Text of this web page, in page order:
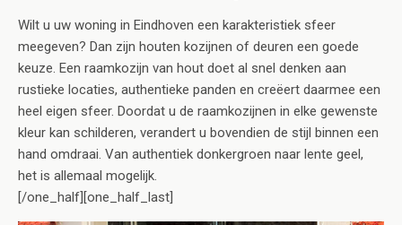
Wilt u uw woning in Eindhoven een karakteristiek sfeer
meegeven? Dan zijn houten kozijnen of deuren een goede
keuze. Een raamkozijn van hout doet al snel denken aan
rustieke locaties, authentieke panden en creëert daarmee een
heel eigen sfeer. Doordat u de raamkozijnen in elke gewenste
kleur kan schilderen, verandert u bovendien de stijl binnen een
hand omdraai. Van authentiek donkergroen naar lente geel,
het is allemaal mogelijk.
[/one_half][one_half_last]